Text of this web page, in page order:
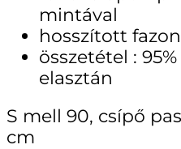
mintával
hosszított fazon
összetétel :
elasztán
S mell 90, csípő
cm